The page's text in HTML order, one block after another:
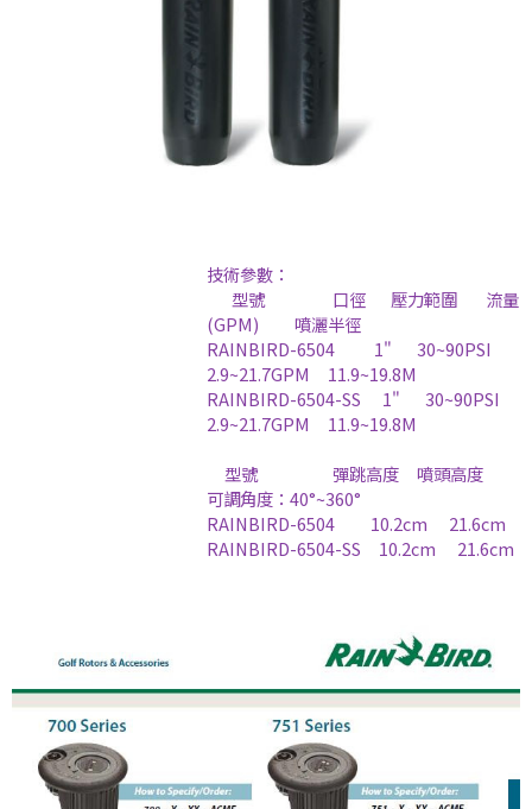
技術參數：
型號 口徑 壓力範圍 流量
(GPM) 噴灑半徑
RAINBIRD-6504 1" 30~90PSI
2.9~21.7GPM 11.9~19.8M
RAINBIRD-6504-SS 1" 30~90PSI
2.9~21.7GPM 11.9~19.8M
型號 彈跳高度 噴頭高度
可調角度：40°~360°
RAINBIRD-6504 10.2cm 21.6cm
RAINBIRD-6504-SS 10.2cm 21.6cm